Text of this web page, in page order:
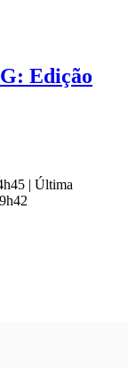
Edição
| Última